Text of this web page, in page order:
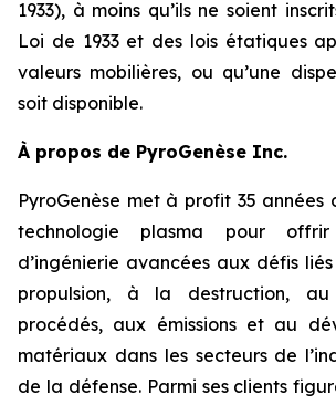
1933), à moins qu’ils ne soient
Loi de 1933 et des lois étatiques
valeurs mobilières, ou qu’une
soit disponible.
À propos de PyroGenèse Inc.
PyroGenèse met à profit 35 années
technologie plasma pour
d’ingénierie avancées aux défis
propulsion, à la destruction,
procédés, aux émissions et au
matériaux dans les secteurs de
de la défense. Parmi ses clients